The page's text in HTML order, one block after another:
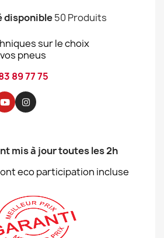
disponible 50 Produits
sur le choix
pneus
89 77 75
mis à jour toutes les 2h
eco participation incluse